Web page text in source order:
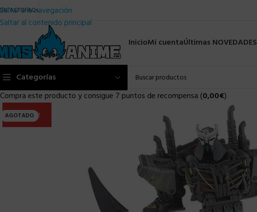
Saltar a la navegación
Saltar al contenido principal
FAQs
InicioMi cuentaÚltimas NOVEDADES
Categorías
Compra este producto y consigue 7 puntos de recompensa (0,00€)
AGOTADO
ULTIMA!!